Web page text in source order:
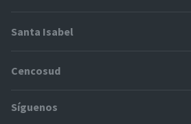
Problemas con tu pedido
Cómo modificar mis datos
Modos de entrega y cobertura
Santa Isabel
Proveedores
Cencosud
Paris
Síguenos